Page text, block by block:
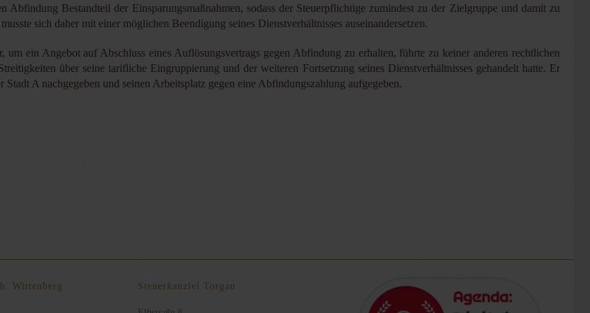
Bestandteil der Einsparungsmaßnahmen, sodass der Steuerpflichtige zumindest zu der Zielgruppe und damit zu
sich daher mit einer möglichen Beendigung seines Dienstverhältnisses auseinandersetzen.
ein Angebot auf Abschluss eines Auflösungsvertrags gegen Abfindung zu erhalten, führte zu keiner anderen rechtlichen
über seine tarifliche Eingruppierung und der weiteren Fortsetzung seines Dienstverhältnisses gehandelt hatte. Er
A nachgegeben und seinen Arbeitsplatz gegen eine Abfindungszahlung aufgegeben.
Wittenberg Steuerkanzlei Torgau